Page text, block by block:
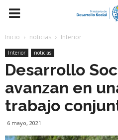
Inicio noticias Interior
Interior noticias
Desarrollo
avanzan en
trabajo
6 mayo, 2021